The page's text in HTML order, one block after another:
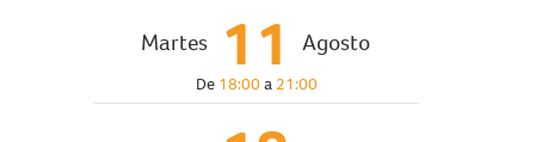
Martes 11 Agosto
De 18:00a21:00